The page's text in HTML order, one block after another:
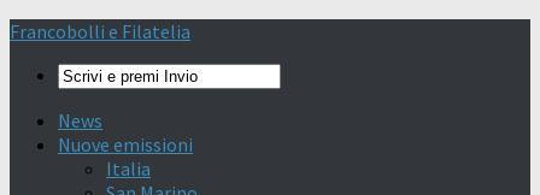
Francobolli e Filatelia
News
Nuove emissioni
Italia